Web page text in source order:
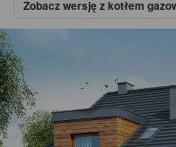
Zobacz wersję z kotłem